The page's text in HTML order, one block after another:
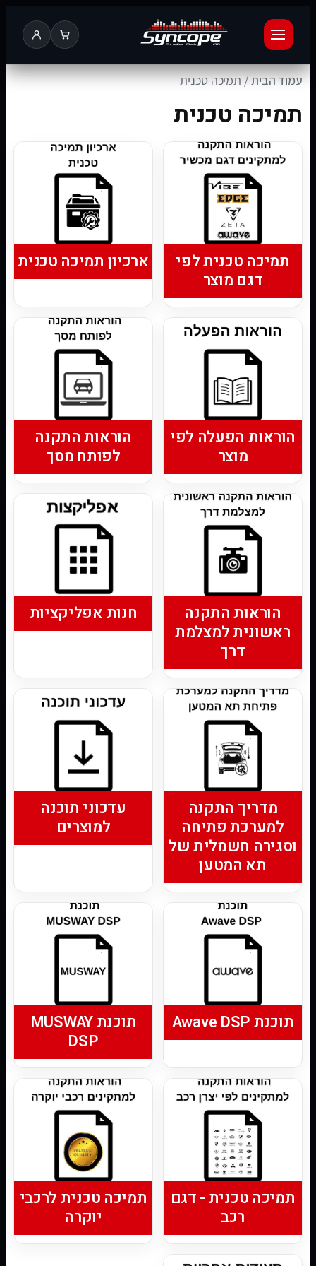
עמוד הבית/ תמיכה טכנית
תמיכה טכנית
תמיכה טכנית לפי
דגם מוצר
ארכיון תמיכה טכנית
הוראות הפעלה לפי
מוצר
הוראות התקנה
לפותח מסך
הוראות התקנה
ראשונית למצלמת
דרך
חנות אפליקציות
מדריך התקנה
למערכת פתיחה
וסגירה חשמלית של
תא המטען
עדכוני תוכנה
למוצרים
תוכנת Awave DSP
תוכנת MUSWAY
DSP
תמיכה טכנית - דגם
רכב
תמיכה טכנית לרכבי
יוקרה